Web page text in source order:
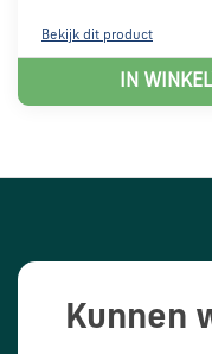
Bekijk dit product
IN
Kunnen